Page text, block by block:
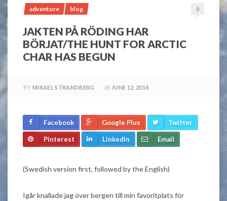
adventure blog 0
JAKTEN PÅ RÖDING HAR
BÖRJAT/THE HUNT FOR ARCTIC
CHAR HAS BEGUN
BY MIKAEL STRANDBERG JUNE 12, 2018
Facebook Google Plus Twitter
Pinterest LinkedIn Email
(Swedish version first, followed by the English)
Igår knallade jag över bergen till min favoritplats för